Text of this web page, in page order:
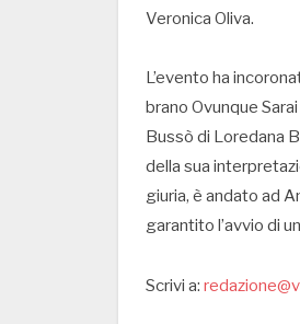
Veronica Oliva.
L’evento ha
brano Ovunque
Bussò di Loredana
della sua
giuria, è andato ad
garantito l’avvio di
Scrivi a: